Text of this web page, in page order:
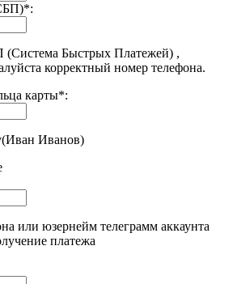
*:
(Система Быстрых Платежей) ,
корректный номер телефона.
карты*:
Иванов)
или юзернейм телеграмм аккаунта
платежа